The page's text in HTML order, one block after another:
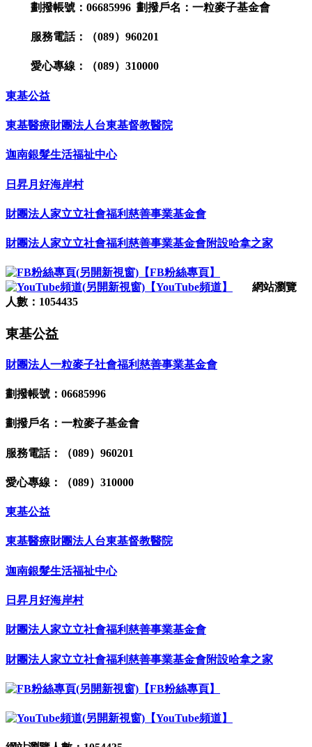
劃撥帳號：06685996 劃撥戶名：一粒麥子基金會
服務電話：（089）960201
愛心專線：（089）310000
東基公益
東基醫療財團法人台東基督教醫院
迦南銀髮生活福祉中心
日昇月好海岸村
財團法人家立立社會福利慈善事業基金會
財團法人家立立社會福利慈善事業基金會附設哈拿之家
【FB粉絲專頁】
【YouTube頻道】
網站瀏覽
人數：1054435
東基公益
財團法人一粒麥子社會福利慈善事業基金會
劃撥帳號：06685996
劃撥戶名：一粒麥子基金會
服務電話：（089）960201
愛心專線：（089）310000
東基公益
東基醫療財團法人台東基督教醫院
迦南銀髮生活福祉中心
日昇月好海岸村
財團法人家立立社會福利慈善事業基金會
財團法人家立立社會福利慈善事業基金會附設哈拿之家
【FB粉絲專頁】
【YouTube頻道】